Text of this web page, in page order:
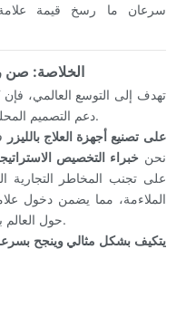
سرعان ما رسخ قيمة علامة
الخلاصة: صن
دعم التصميم المحلي من الشركة المصنعة أمر لا غنى عنه.
على تصنيع أجهزة العلاج بالليزر
نحنخبراء التخصيص
على تجنب المخاطر التجارية
الملاءمة، مما يضمن دخول
حول العالم بسرعة ونجاح وبأعلى درجات الاحترافية.
يتكيف بشكل مثالي وينجح